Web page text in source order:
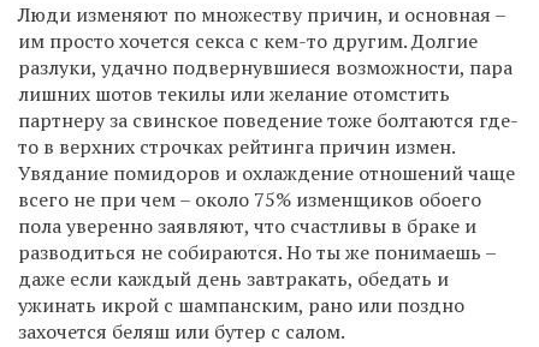
Люди изменяют по множеству причин, и основная –
им просто хочется секса с кем-то другим. Долгие
разлуки, удачно подвернувшиеся возможности, пара
лишних шотов текилы или желание отомстить
партнеру за свинское поведение тоже болтаются где-
то в верхних строчках рейтинга причин измен.
Увядание помидоров и охлаждение отношений чаще
всего не при чем – около 75% изменщиков обоего
пола уверенно заявляют, что счастливы в браке и
разводиться не собираются. Но ты же понимаешь –
даже если каждый день завтракать, обедать и
ужинать икрой с шампанским, рано или поздно
захочется беляш или бутер с салом.